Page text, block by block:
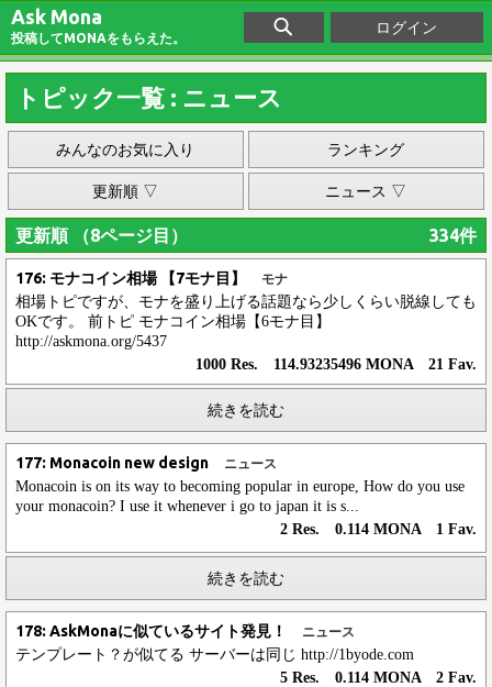
Ask Mona
投稿してMONAをもらえた。
ログイン
トピック一覧 : ニュース
みんなのお気に入り ランキング
更新順 ▽ ニュース ▽
更新順 （8ページ目） 334件
176: モナコイン相場 【7モナ目】 モナ
相場トピですが、モナを盛り上げる話題なら少しくらい脱線しても
OKです。 前トピ モナコイン相場【6モナ目】
http://askmona.org/5437
1000 Res. 114.93235496 MONA 21 Fav.
続きを読む
177: Monacoin new design ニュース
Monacoin is on its way to becoming popular in europe, How do you use
your monacoin? I use it whenever i go to japan it is s...
2 Res. 0.114 MONA 1 Fav.
続きを読む
178: AskMonaに似ているサイト発見！ ニュース
テンプレート？が似てる サーバーは同じ http://1byode.com
5 Res. 0.114 MONA 2 Fav.